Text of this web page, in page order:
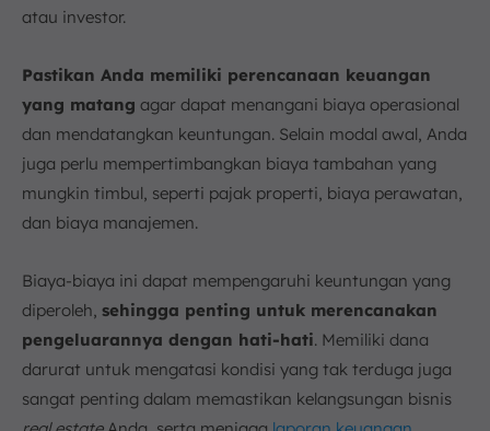
atau investor.
Pastikan Anda memiliki perencanaan keuangan
yang matang agar dapat menangani biaya operasional
dan mendatangkan keuntungan. Selain modal awal, Anda
juga perlu mempertimbangkan biaya tambahan yang
mungkin timbul, seperti pajak properti, biaya perawatan,
dan biaya manajemen.
Biaya-biaya ini dapat mempengaruhi keuntungan yang
diperoleh, sehingga penting untuk merencanakan
pengeluarannya dengan hati-hati. Memiliki dana
darurat untuk mengatasi kondisi yang tak terduga juga
sangat penting dalam memastikan kelangsungan bisnis